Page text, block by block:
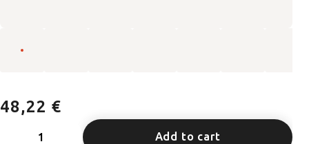
48,22 €
Add to cart